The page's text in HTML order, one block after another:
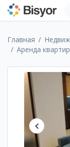
Главная
Аренда квартир